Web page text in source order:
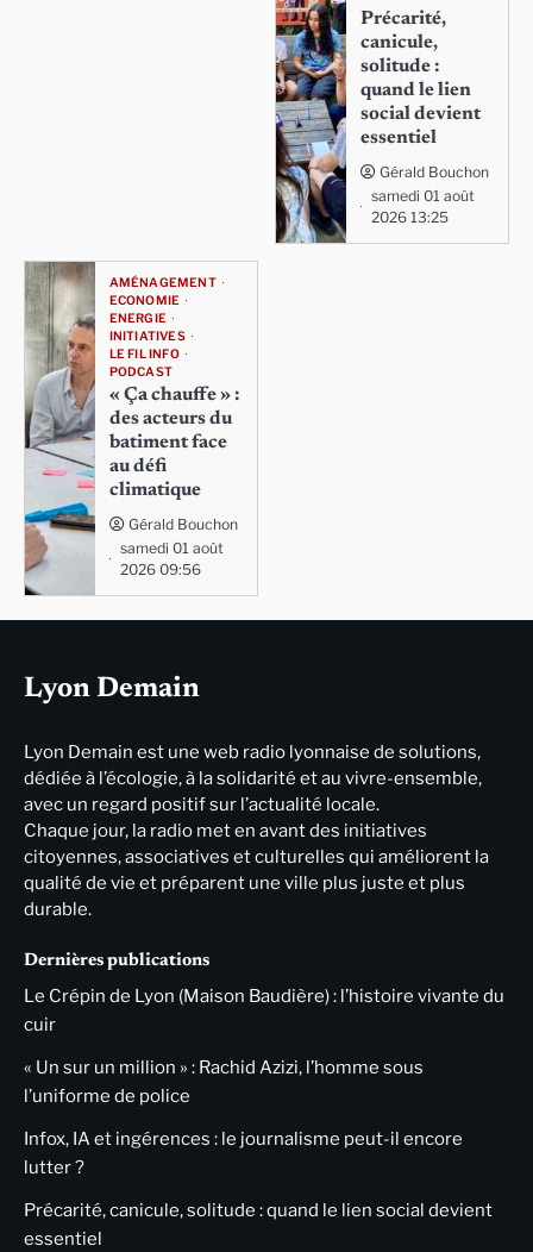
Précarité,
canicule,
solitude :
quand le lien
social devient
essentiel
Gérald Bouchon
samedi 01 août
2026 13:25
AMÉNAGEMENT
ECONOMIE
ENERGIE
INITIATIVES
LE FIL INFO
PODCAST
« Ça chauffe » :
des acteurs du
batiment face
au défi
climatique
Gérald Bouchon
samedi 01 août
2026 09:56
Lyon Demain
Lyon Demain est une web radio lyonnaise de solutions,
dédiée à l’écologie, à la solidarité et au vivre-ensemble,
avec un regard positif sur l’actualité locale.
Chaque jour, la radio met en avant des initiatives
citoyennes, associatives et culturelles qui améliorent la
qualité de vie et préparent une ville plus juste et plus
durable.
Dernières publications
Le Crépin de Lyon (Maison Baudière) : l’histoire vivante du
cuir
« Un sur un million » : Rachid Azizi, l’homme sous
l’uniforme de police
Infox, IA et ingérences : le journalisme peut-il encore
lutter ?
Précarité, canicule, solitude : quand le lien social devient
essentiel